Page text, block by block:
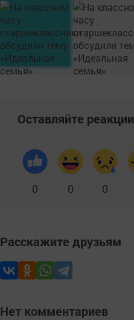
Оставляйте реакции
0 0 0
Расскажите друзьям
Нет комментариев